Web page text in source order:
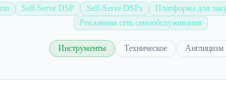
Self-Serve DSP Self-Serve DSPs Платформа для
Рекламная сеть самообслуживания
Инструменты Техническое Англицизм